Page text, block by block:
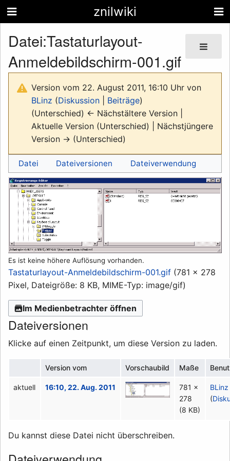
znilwiki
Datei:Tastaturlayout-
Anmeldebildschirm-001.gif
Version vom 22. August 2011, 16:10 Uhr von
BLinz (Diskussion Beiträge)
(Unterschied) ← Nächstältere Version |
Aktuelle Version (Unterschied) | Nächstjüngere
Version → (Unterschied)
Datei Dateiversionen Dateiverwendung
Es ist keine höhere Auflösung vorhanden.
Tastaturlayout-Anmeldebildschirm-001.gif (781 × 278
Pixel, Dateigröße: 8 KB, MIME-Typ: image/gif)
Im Medienbetrachter öffnen
Dateiversionen
Klicke auf einen Zeitpunkt, um diese Version zu laden.
Version vom Vorschaubild Maße
aktuell 16:10, 22. Aug. 2011
781 ×
278
(8 KB)
BLinz
(
Du kannst diese Datei nicht überschreiben.